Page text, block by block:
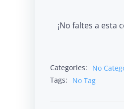
¡No faltes a esta
Categories:
No
Tags:
No Tag